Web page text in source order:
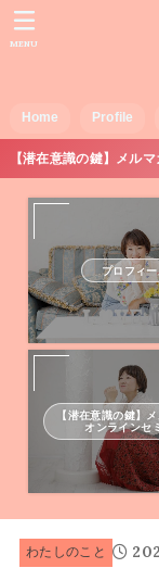
Home Profile
MENU
【潜在意識の鍵】メル
プロフィ
【潜在意識の鍵】
オンラインセ
わたしのこと